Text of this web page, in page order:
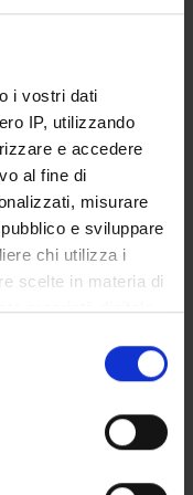
i vostri dati
IP, utilizzando
e accedere
al fine di
misurare
e sviluppare
chi utilizza i
scelte in materia di
proprietà digitale
in qualsiasi
o facendo clic
treatment approach
in which, using
of the subject is